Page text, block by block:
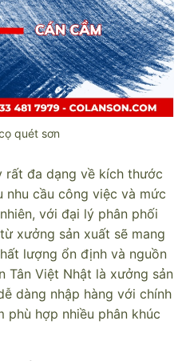
quét sơn
rất đa dạng về kích thước
nhu cầu công việc và mức
với đại lý phân phối
xưởng sản xuất sẽ mang
lượng ổn định và nguồn
Tân Việt Nhật là xưởng sản
dàng nhập hàng với chính
phù hợp nhiều phân khúc